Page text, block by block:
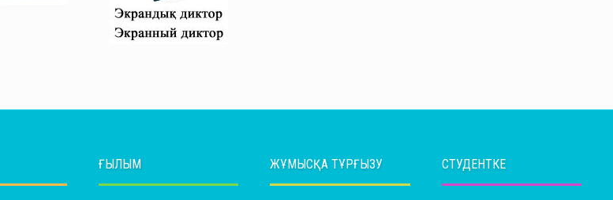
ҒЫЛЫМ ЖҰМЫСҚА ТҰРҒЫЗУ СТУДЕНТКЕ